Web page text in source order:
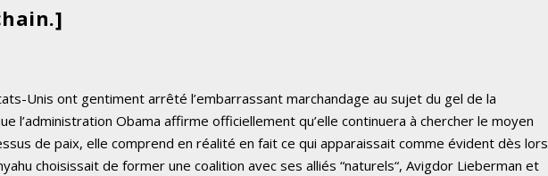
Unis ont gentiment arrêté l’embarrassant marchandage au sujet du gel de la
l’administration Obama affirme officiellement qu’elle continuera à chercher le moyen
de paix, elle comprend en réalité en fait ce qui apparaissait comme évident dès lors
choisissait de former une coalition avec ses alliés “naturels“, Avigdor Lieberman et